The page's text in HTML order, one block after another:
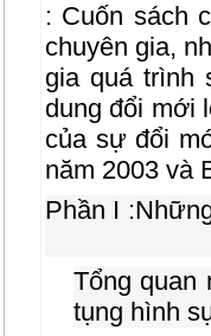
: Cuốn sách
chuyên gia,
gia quá trình
dung đổi mới
của sự đổi
năm 2003 và
Phần I
Tổng quan
tụng hình